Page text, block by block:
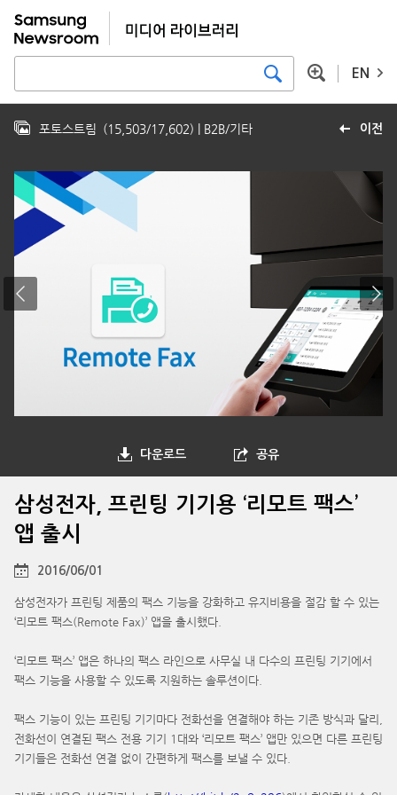
EN
이전
포토스트림 (15,503/17,602) | B2B/기타
다운로드 공유
삼성전자, 프린팅 기기용 ‘리모트 팩스’
앱 출시
2016/06/01
삼성전자가 프린팅 제품의 팩스 기능을 강화하고 유지비용을 절감 할 수 있는
‘리모트 팩스(Remote Fax)’ 앱을 출시했다.
‘리모트 팩스’ 앱은 하나의 팩스 라인으로 사무실 내 다수의 프린팅 기기에서
팩스 기능을 사용할 수 있도록 지원하는 솔루션이다.
팩스 기능이 있는 프린팅 기기마다 전화선을 연결해야 하는 기존 방식과 달리,
전화선이 연결된 팩스 전용 기기 1대와 ‘리모트 팩스’ 앱만 있으면 다른 프린팅
기기들은 전화선 연결 없이 간편하게 팩스를 보낼 수 있다.